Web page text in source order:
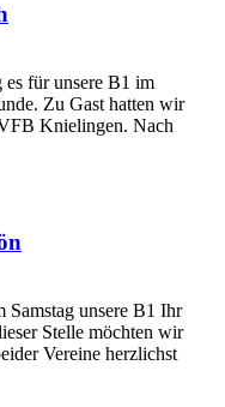
für unsere B1 im
Zu Gast hatten wir
Knielingen. Nach
Samstag unsere B1 Ihr
Stelle möchten wir
Vereine herzlichst